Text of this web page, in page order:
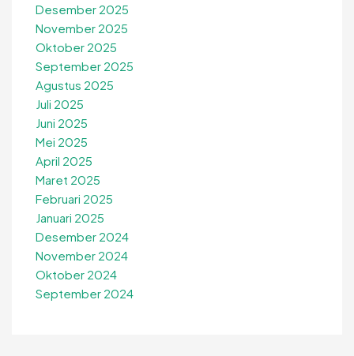
Desember 2025
November 2025
Oktober 2025
September 2025
Agustus 2025
Juli 2025
Juni 2025
Mei 2025
April 2025
Maret 2025
Februari 2025
Januari 2025
Desember 2024
November 2024
Oktober 2024
September 2024